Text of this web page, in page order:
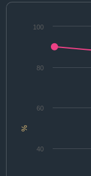
%
40
60
80
100